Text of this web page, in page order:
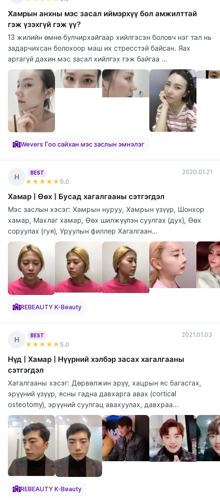
Хамрын анхны мэс засал иймэрхүү бол амжилттай
гэж үзэхгүй гэж үү?
13 жилийн өмнө булчирхайгаар хийлгэсэн боловч нэг тал нь
задарчихсан болохоор маш их стресстэй байсан. Яах
аргагүй дахин мэс засал хийлгэх гэж байгаа ...
Wevers Гоо сайхан мэс заслын эмнэлэг
Н
BEST
★★★★★ 5.0
2020.01.21
Хамар | Өөх | Бусад хагалгааны сэтгэгдэл
Мэс заслын хэсэг: Хамрын нуруу, Хамрын үзүүр, Шонхор
хамар, Махлаг хамар, Өөх шилжүүлэн суулгах (дух), Өөх
соруулах (гуя), Уруулын филлер Хагалгаан...
REBEAUTY K-Beauty
Н
BEST
★★★★★ 5.0
2021.01.03
Нүд | Хамар | Нүүрний хэлбэр засах хагалгааны
сэтгэгдэл
Хагалгааны хэсэг: Дөрвөлжин эрүү, хацрын яс багасгах,
эрүүний үзүүр, ясны гадна давхарга авах (cortical
osteotomy), эрүүний суулгац авахуулах, давхраа...
REBEAUTY K-Beauty